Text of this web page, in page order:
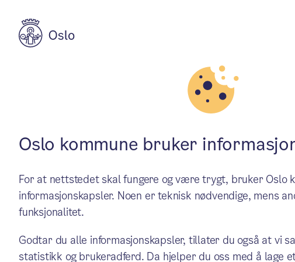
Saliba Andreas
juni
Saliba Andreas Korkunc (H)
Oslo kommune bruker
For at nettstedet skal fungere og være trygt, bruker Oslo
informasjonskapsler. Noen er teknisk nødvendige, mens
funksjonalitet.
Godtar du alle informasjonskapsler, tillater du også at vi
statistikk og brukeradferd. Da hjelper du oss med å lage